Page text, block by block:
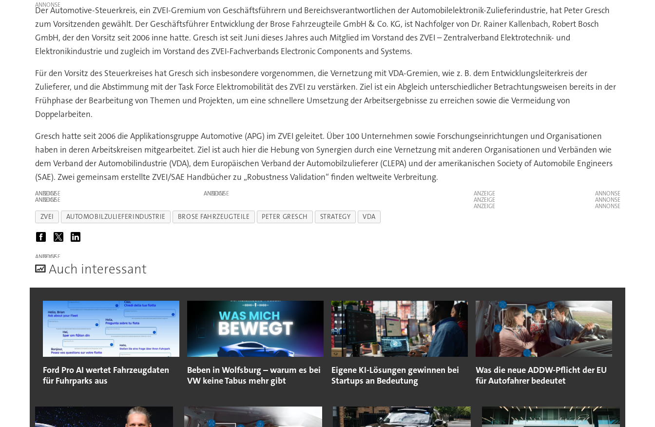
Der Automotive-Steuerkreis, ein ZVEI-Gremium von Geschäftsführern und Bereichsverantwortlichen der Automobilelektronik-Zulieferindustrie, hat Peter Gresch
zum Vorsitzenden gewählt. Der Geschäftsführer Entwicklung der Brose Fahrzeugteile GmbH & Co. KG, ist Nachfolger von Dr. Rainer Kallenbach, Robert Bosch
GmbH, der den Vorsitz seit 2006 inne hatte. Gresch ist seit Juni dieses Jahres auch Mitglied im Vorstand des ZVEI – Zentralverband Elektrotechnik- und
Elektronikindustrie und zugleich im Vorstand des ZVEI-Fachverbands Electronic Components and Systems.
Für den Vorsitz des Steuerkreises hat Gresch sich insbesondere vorgenommen, die Vernetzung mit VDA-Gremien, wie z. B. dem Entwicklungsleiterkreis der
Zulieferer, und die Abstimmung mit der Task Force Elektromobilität des ZVEI zu verstärken. Ziel ist ein Abgleich unterschiedlicher Betrachtungsweisen bereits in der
Frühphase der Bearbeitung von Themen und Projekten, um eine schnellere Umsetzung der Arbeitsergebnisse zu erreichen sowie die Vermeidung von
Doppelarbeiten.
Gresch hatte seit 2006 die Applikationsgruppe Automotive (APG) im ZVEI geleitet. Über 100 Unternehmen sowie Forschungseinrichtungen und Organisationen
haben in deren Arbeitskreisen mitgearbeitet. Ziel ist auch hier die Hebung von Synergien durch eine Vernetzung mit anderen Organisationen und Verbänden wie
dem Verband der Automobilindustrie (VDA), dem Europäischen Verband der Automobilzulieferer (CLEPA) und der amerikanischen Society of Automobile Engineers
(SAE). Zwei gemeinsam erstellte ZVEI/SAE Handbücher zu „Robustness Validation“ finden weltweite Verbreitung.
ANZEIGE ANZEIGE
ANZEIGE
ANZEIGE
ANZEIGE
ANZEIGE
ZVEI AUTOMOBILZULIEFERINDUSTRIE BROSE FAHRZEUGTEILE PETER GRESCH STRATEGY VDA
ANZEIGE
Auch interessant
Ford Pro AI wertet Fahrzeugdaten
für Fuhrparks aus
Beben in Wolfsburg – warum es bei
VW keine Tabus mehr gibt
Eigene KI-Lösungen gewinnen bei
Startups an Bedeutung
Was die neue ADDW-Pflicht der EU
für Autofahrer bedeutet